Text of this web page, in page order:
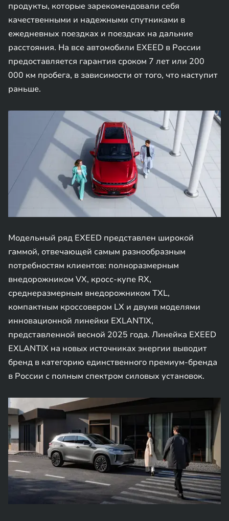
продукты, которые зарекомендовали себя
качественными и надежными спутниками в
ежедневных поездках и поездках на дальние
расстояния. На все автомобили EXEED в России
предоставляется гарантия сроком 7 лет или 200
000 км пробега, в зависимости от того, что наступит
раньше.
Модельный ряд EXEED представлен широкой
гаммой, отвечающей самым разнообразным
потребностям клиентов: полноразмерным
внедорожником VX, кросс-купе RX,
среднеразмерным внедорожником TXL,
компактным кроссовером LX и двумя моделями
инновационной линейки EXLANTIX,
представленной весной 2025 года. Линейка EXEED
EXLANTIX на новых источниках энергии выводит
бренд в категорию единственного премиум-бренда
в России с полным спектром силовых установок.